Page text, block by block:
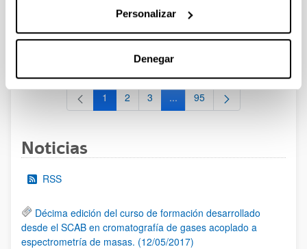
Personalizar
Denegar
GRUPO/PROYECTO DE INVESTIGACIÓN
09/07/2026: Fase 2. Resolución Definitiva de concedidos y
Página
1 Página
2 Página
3 ...Páginas intermedias Use TAB
Página
95
Noticias
RSS
Décima edición del curso de formación desarrollado
desde el SCAB en cromatografía de gases acoplado a
espectrometría de masas. (12/05/2017)